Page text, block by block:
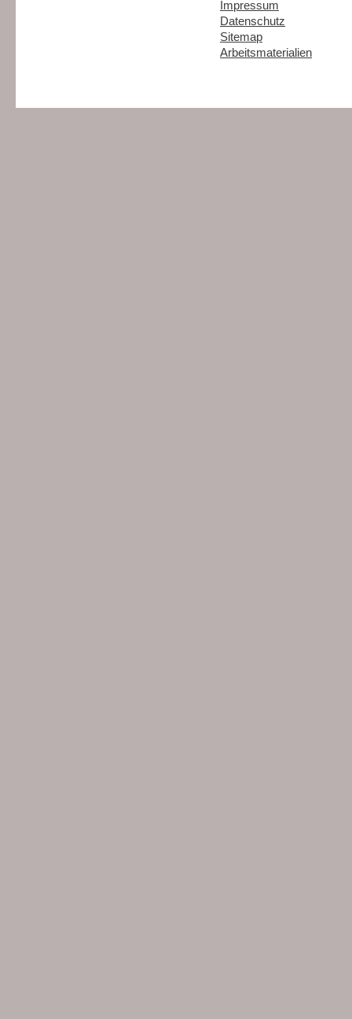
Impressum
Datenschutz
Sitemap
Arbeitsmaterialien